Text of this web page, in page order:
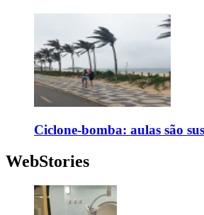
Ciclone-bomba: aulas são
WebStories